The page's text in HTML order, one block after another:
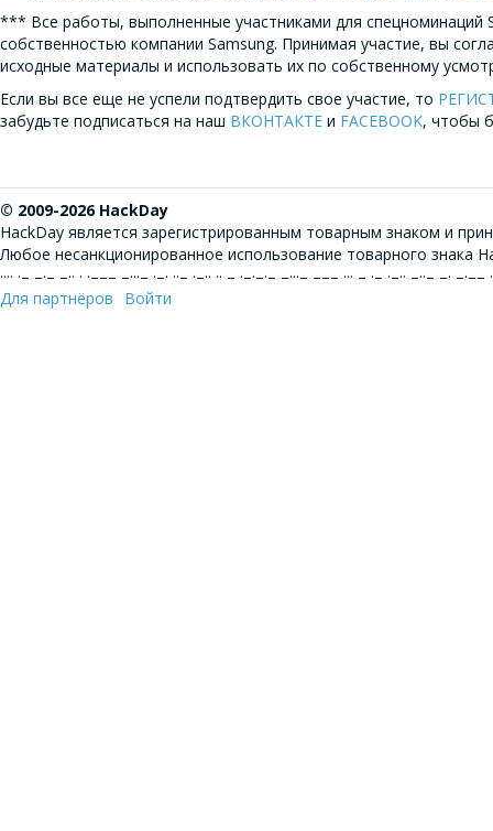
*** Все работы, выполненные участниками для спецноминаций
собственностью компании Samsung. Принимая участие, вы
исходные материалы и использовать их по собственному
Если вы все еще не успели подтвердить свое участие, то
забудьте подписаться на наш ВКОНТАКТЕ и FACEBOOK, чтобы
© 2009-2026 HackDay
HackDay является зарегистрированным товарным знаком и
Любое несанкционированное использование товарного знака
···· ·– –·– –·· · ·––– –···– ·–· ··– ·–·· ·· – ·–·–·– –···– ––– ··· – ·– ·–·· –··– –·
Для партнёров
Войти